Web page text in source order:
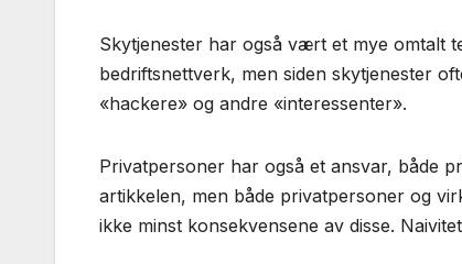
Skytjenester har også vært et mye omtalt
bedriftsnettverk, men siden skytjenester
«hackere» og andre «interessenter».
Privatpersoner har også et ansvar, både
artikkelen, men både privatpersoner og
ikke minst konsekvensene av disse.